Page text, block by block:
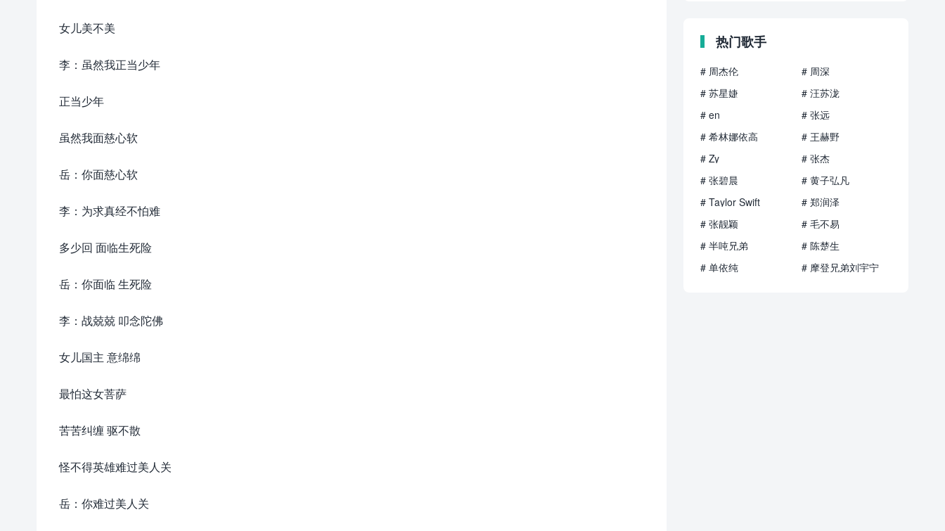
女儿美不美
李：虽然我正当少年
正当少年
虽然我面慈心软
岳：你面慈心软
李：为求真经不怕难
多少回 面临生死险
岳：你面临 生死险
李：战兢兢 叩念陀佛
女儿国主 意绵绵
最怕这女菩萨
苦苦纠缠 驱不散
怪不得英雄难过美人关
岳：你难过美人关
热门歌手
# 周杰伦
# 周深
# 苏星婕
# 汪苏泷
# en
# 张远
# 希林娜依高
# 王赫野
# Zy
# 张杰
# 张碧晨
# 黄子弘凡
# Taylor Swift
# 郑润泽
# 张靓颖
# 毛不易
# 半吨兄弟
# 陈楚生
# 单依纯
# 摩登兄弟刘宇宁